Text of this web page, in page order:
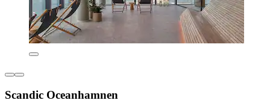
Scandic Oceanhamnen